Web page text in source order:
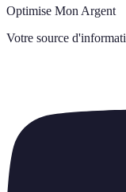
Optimise Mon Argent
Votre source